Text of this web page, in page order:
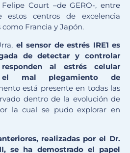
Court –de GERO-, entre
estos centros de excelencia
Francia y Japón.
el sensor de estrés IRE1 es
de detectar y controlar
al estrés celular
el mal plegamiento de
está presente en todas las
dentro de la evolución de
la cual se pudo explorar en
realizadas por el Dr.
se ha demostrado el papel